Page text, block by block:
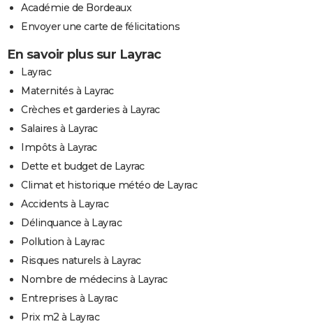
Académie de Bordeaux
Envoyer une carte de félicitations
En savoir plus sur Layrac
Layrac
Maternités à Layrac
Crèches et garderies à Layrac
Salaires à Layrac
Impôts à Layrac
Dette et budget de Layrac
Climat et historique météo de Layrac
Accidents à Layrac
Délinquance à Layrac
Pollution à Layrac
Risques naturels à Layrac
Nombre de médecins à Layrac
Entreprises à Layrac
Prix m2 à Layrac